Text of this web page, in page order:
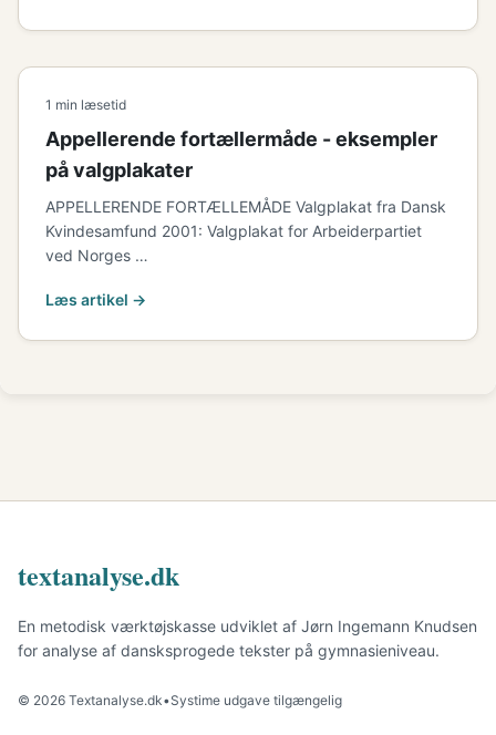
1 min læsetid
Appellerende fortællermåde - eksempler
på valgplakater
APPELLERENDE FORTÆLLEMÅDE Valgplakat fra Dansk
Kvindesamfund 2001: Valgplakat for Arbeiderpartiet
ved Norges …
Læs artikel →
textanalyse.dk
En metodisk værktøjskasse udviklet af Jørn Ingemann Knudsen
for analyse af dansksprogede tekster på gymnasieniveau.
© 2026 Textanalyse.dk•Systime udgave tilgængelig